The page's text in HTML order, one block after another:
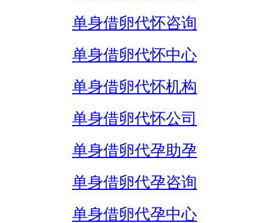
单身借卵代怀咨询
单身借卵代怀中心
单身借卵代怀机构
单身借卵代怀公司
单身借卵代孕助孕
单身借卵代孕咨询
单身借卵代孕中心